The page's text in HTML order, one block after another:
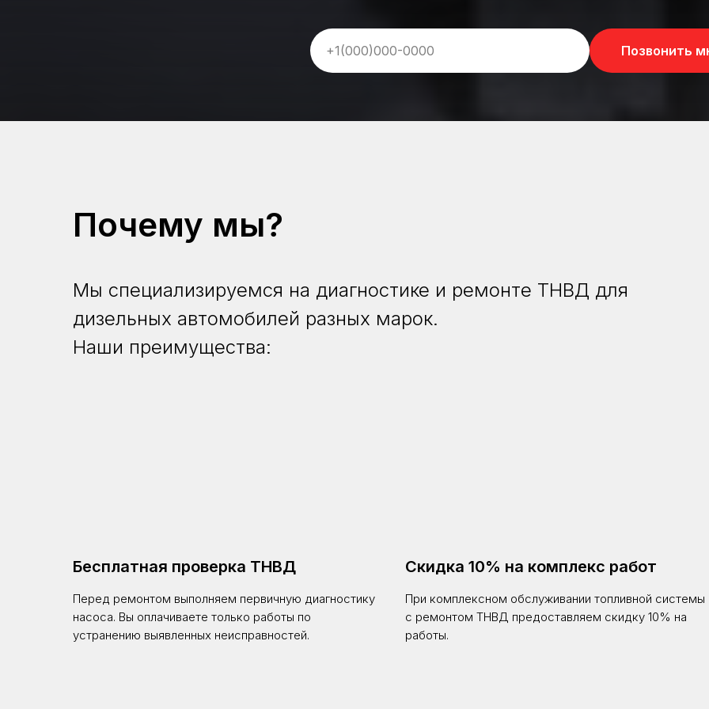
Позвонить
Почему мы?
Мы специализируемся на диагностике и ремонте ТНВД для
дизельных автомобилей разных марок.
Наши преимущества:
Бесплатная проверка ТНВД
Перед ремонтом выполняем первичную диагностику
насоса. Вы оплачиваете только работы по
устранению выявленных неисправностей.
Скидка 10% на комплекс работ
При комплексном обслуживании топливной системы
с ремонтом ТНВД предоставляем скидку 10% на
работы.